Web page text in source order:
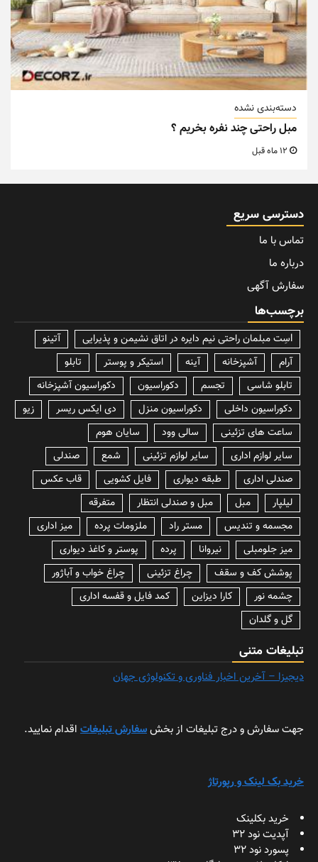
دسته‌بندی نشده
مبل راحتی چند نفره بخریم ؟
دسترسی سریع
تماس با ما
درباره ما
سفارش آگهی
برچسب‌ها
lسِت مبلمان راحتی نیم دایره در اتاق نشیمن و پذیرایی
آتینو
آرام
آشپزخانه آینه استیکر و پوستر
تابلو
تابلو شاسی
تجسم دکوراسیون
دکوراسیون آشپزخانه
دکوراسیون داخلی
دکوراسیون منزل دی ایکس ریسر
زیو
ساعت های تزئینی
سالی وود
سایان هوم
سایر لوازم اداری
سایر لوازم تزئینی شمع
صندلی
صندلی اداری
طبقه دیواری فایل کشویی
قاب عکس
لیلپار
مبل مبل و صندلی انتظار
متفرقه
مجسمه و تندیس
مستر راد ملزومات پرده
میز اداری
میز جلومبلی
نیروانا پرده
پوستر و کاغذ دیواری
پوشش کف و سقف
چراغ تزئینی
چراغ خواب و آباژور
چشمه نور
کارا دیزاین
کمد فایل و قفسه اداری
گل و گلدان
تبلیغات متنی
دیجیزا – آخرین اخبار فناوری و تکنولوژی جهان
جهت سفارش و درج تبلیغات از بخشسفارش تبلیغات اقدام نمایید.
خرید بک لینک و رپورتاژ
خرید بکلینک
آپدیت نود 32
پسورد نود 32